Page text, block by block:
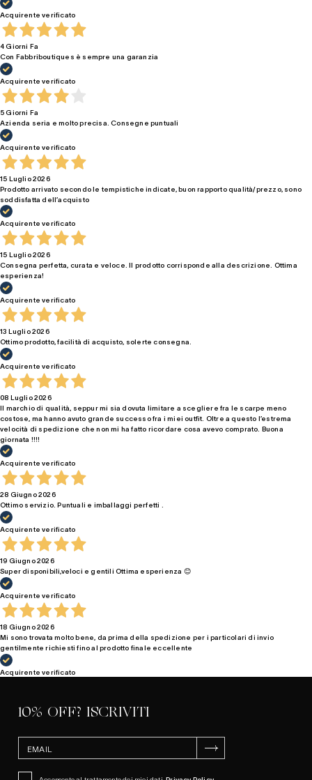
Acquirente verificato
4 Giorni Fa
Con Fabbriboutiques è sempre una garanzia
Acquirente verificato
5 Giorni Fa
Azienda seria e molto precisa. Consegne puntuali
Acquirente verificato
15 Luglio 2026
Prodotto arrivato secondo le tempistiche indicate, buon rapporto qualità/prezzo, sono
soddisfatta dell’acquisto
Acquirente verificato
15 Luglio 2026
Consegna perfetta, curata e veloce. Il prodotto corrisponde alla descrizione. Ottima
esperienza!
Acquirente verificato
13 Luglio 2026
Ottimo prodotto, facilità di acquisto, solerte consegna.
Acquirente verificato
08 Luglio 2026
Il marchio di qualità, seppur mi sia dovuta limitare a scegliere fra le scarpe meno
costose, ma hanno avuto grande successo fra i miei outfit. Oltre a questo l’estrema
velocità di spedizione che non mi ha fatto ricordare cosa avevo comprato. Buona
giornata !!!!
Acquirente verificato
28 Giugno 2026
Ottimo servizio. Puntuali e imballaggi perfetti .
Acquirente verificato
19 Giugno 2026
Super disponibili,veloci e gentili Ottima esperienza 😊
Acquirente verificato
18 Giugno 2026
Mi sono trovata molto bene, da prima della spedizione per i particolari di invio
gentilmente richiesti fino al prodotto finale eccellente
Acquirente verificato
10% OFF? ISCRIVITI